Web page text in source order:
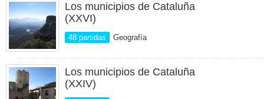
Los municipios de Cataluña
(XXVI)
48 partidas Geografía
Los municipios de Cataluña
(XXIV)